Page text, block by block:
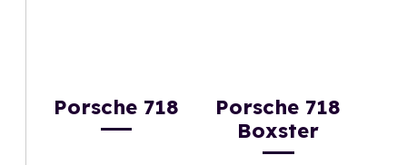
Porsche 718
Porsche 718
Boxster